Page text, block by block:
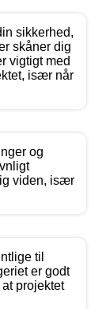
sikkerhed,
skåner dig
vigtigt med
især når
og
viden, især
til
er godt
projektet